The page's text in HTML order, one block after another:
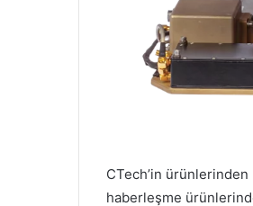
CTech’in
haberleşme